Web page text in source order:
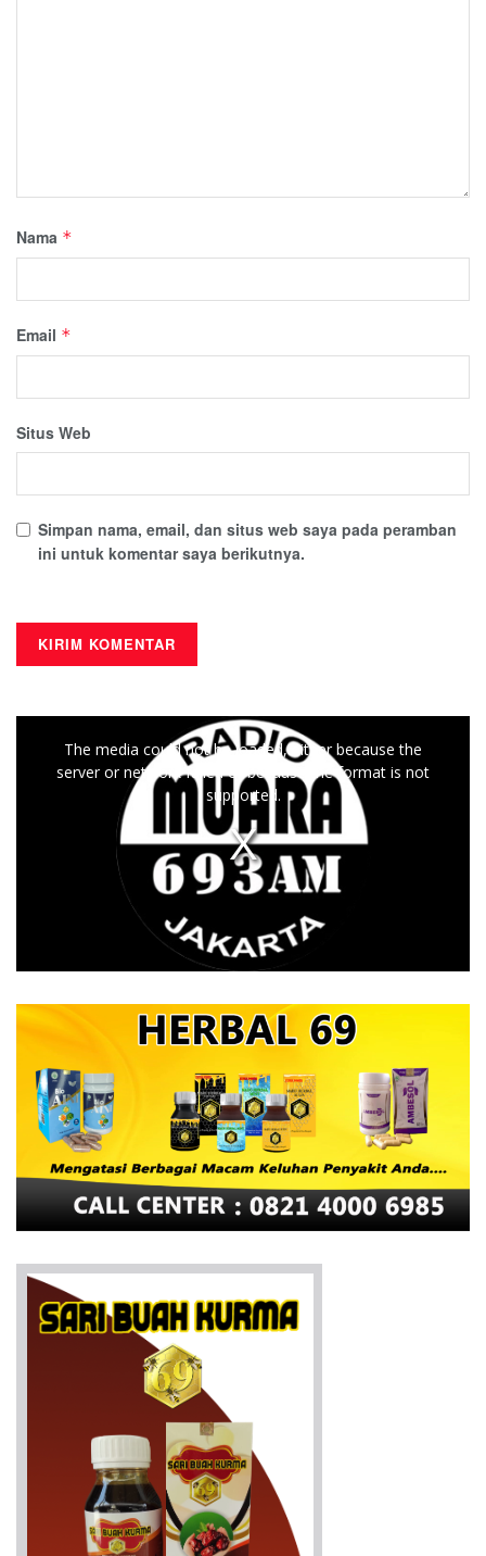
Nama *
Email *
Situs Web
Simpan nama, email, dan situs web saya pada peramban
ini untuk komentar saya berikutnya.
The media could not be loaded, either because the
server or network failed or because the format is not
supported.